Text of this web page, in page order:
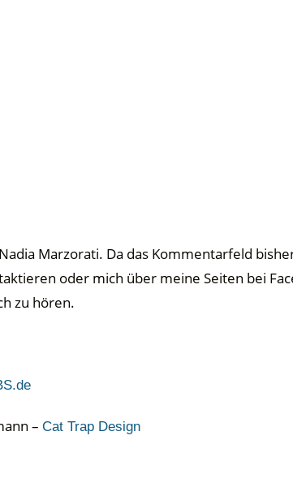
Marzorati. Da das Kommentarfeld
oder mich über meine Seiten bei
zu hören.
– Cat Trap Design